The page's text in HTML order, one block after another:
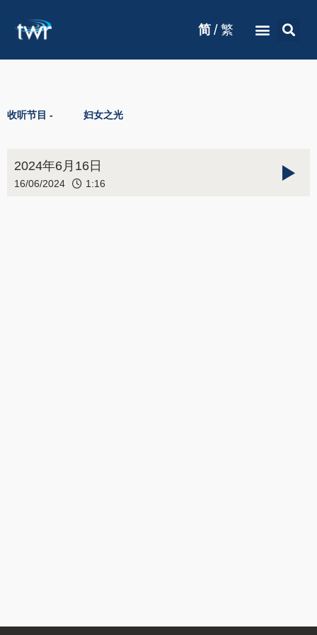
简 / 繁
收听节目 - 妇女之光
2024年6月16日
16/06/2024 1:16